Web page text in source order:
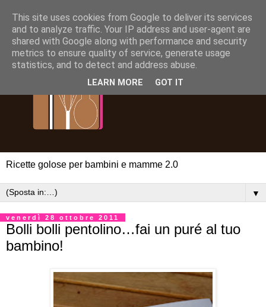
Ricette golose per bambini e mamme 2.0
▼
venerdì 28 ottobre 2011
Bolli bolli pentolino…fai un puré al tuo
bambino!
This site uses cookies from Google to deliver its services
and to analyze traffic. Your IP address and user-agent are
shared with Google along with performance and security
metrics to ensure quality of service, generate usage
statistics, and to detect and address abuse.
LEARN MORE GOT IT